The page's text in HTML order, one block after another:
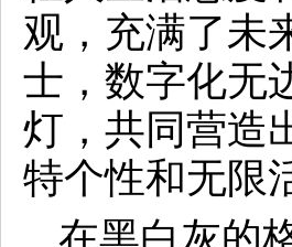
观，充满了未
士，数字化无
灯，共同营造
特个性和无限
在黑白灰的